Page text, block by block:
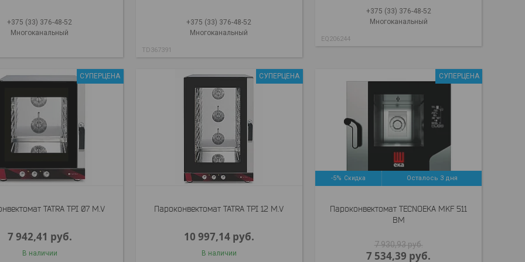
+375 (33) 376-48-52
Многоканальный
+375 (33) 376-48-52
Многоканальный
TD367391
+375 (33) 376-48-52
Многоканальный
EQ206244
СУПЕРЦЕНА
TATRA TPI 07 M.V
7 942,41 руб.
В наличии
СУПЕРЦЕНА
Пароконвектомат TATRA TPI 12 M.V
10 997,14 руб.
В наличии
СУПЕРЦЕНА
-5% Осталось 3 дня
Пароконвектомат TECNOEKA MKF 511
BM
7 930,93руб.
7 534,39 руб.